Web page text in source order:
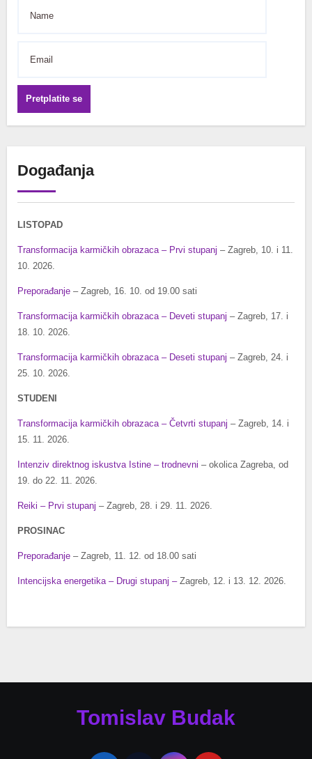
Pretplatite se
Događanja
LISTOPAD
Transformacija karmičkih obrazaca – Prvi stupanj – Zagreb, 10. i 11.
10. 2026.
Preporađanje– Zagreb, 16. 10. od 19.00 sati
Transformacija karmičkih obrazaca – Deveti stupanj – Zagreb, 17. i
18. 10. 2026.
Transformacija karmičkih obrazaca – Deseti stupanj – Zagreb, 24. i
25. 10. 2026.
STUDENI
Transformacija karmičkih obrazaca – Četvrti stupanj – Zagreb, 14. i
15. 11. 2026.
Intenziv direktnog iskustva Istine – trodnevni – okolica Zagreba, od
19. do 22. 11. 2026.
Reiki – Prvi stupanj – Zagreb, 28. i 29. 11. 2026.
PROSINAC
Preporađanje– Zagreb, 11. 12. od 18.00 sati
Intencijska energetika – Drugi stupanj – Zagreb, 12. i 13. 12. 2026.
Tomislav Budak